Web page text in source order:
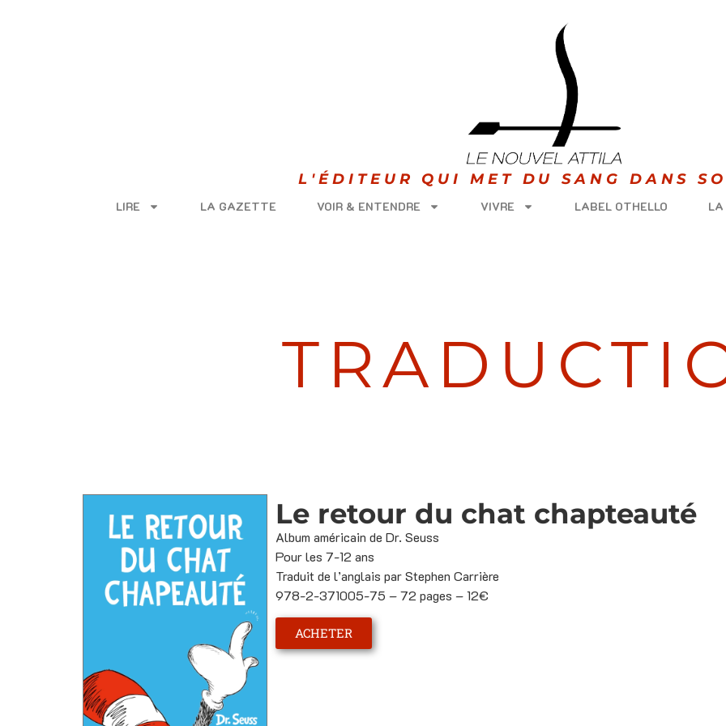
L'ÉDITEUR QUI MET DU SANG DANS
LIRE LA GAZETTE VOIR & ENTENDRE VIVRE LABEL OTHELLO LA
Le retour du chat chapteauté
Album américain de Dr. Seuss
Pour les 7-12 ans
Traduit de l’anglais par Stephen Carrière
978-2-371005-75 – 72 pages – 12€
ACHETER